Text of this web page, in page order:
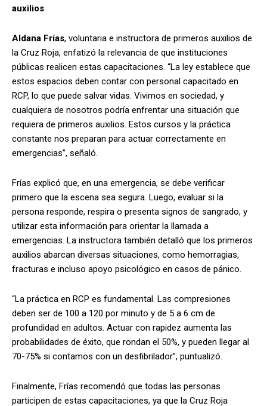
auxilios
Aldana Frías, voluntaria e instructora de primeros auxilios de
la Cruz Roja, enfatizó la relevancia de que instituciones
públicas realicen estas capacitaciones. “La ley establece que
estos espacios deben contar con personal capacitado en
RCP, lo que puede salvar vidas. Vivimos en sociedad, y
cualquiera de nosotros podría enfrentar una situación que
requiera de primeros auxilios. Estos cursos y la práctica
constante nos preparan para actuar correctamente en
emergencias”, señaló.
Frías explicó que, en una emergencia, se debe verificar
primero que la escena sea segura. Luego, evaluar si la
persona responde, respira o presenta signos de sangrado, y
utilizar esta información para orientar la llamada a
emergencias. La instructora también detalló que los primeros
auxilios abarcan diversas situaciones, como hemorragias,
fracturas e incluso apoyo psicológico en casos de pánico.
“La práctica en RCP es fundamental. Las compresiones
deben ser de 100 a 120 por minuto y de 5 a 6 cm de
profundidad en adultos. Actuar con rapidez aumenta las
probabilidades de éxito, que rondan el 50%, y pueden llegar al
70-75% si contamos con un desfibrilador”, puntualizó.
Finalmente, Frías recomendó que todas las personas
participen de estas capacitaciones, ya que la Cruz Roja